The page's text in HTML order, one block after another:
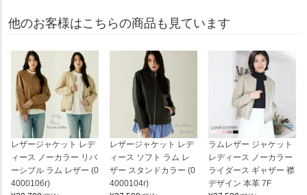
他のお客様はこちらの商品も見ています
レザージャケット レデ
ィース ノーカラー リバ
ーシブル ラム レザー (0
4000106r)
レザージャケット レデ
ィース ソフト ラム レ
ザー スタンドカラー (0
4000104r)
ラムレザー ジャケット
レディース ノーカラー
ライダース ギャザー 襟
デザイン 本革 7F